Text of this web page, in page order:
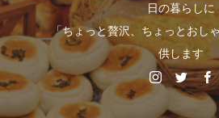
日の暮らしに
「ちょっと贅沢、ちょっとおし
供します